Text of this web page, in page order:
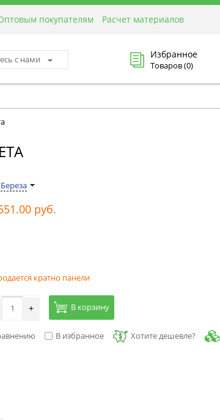
покупателям Расчет материалов
с нами Избранное
Товаров (0)
Береза
руб.
кратно панели
+ В корзину
В избранное Хотите дешевле?